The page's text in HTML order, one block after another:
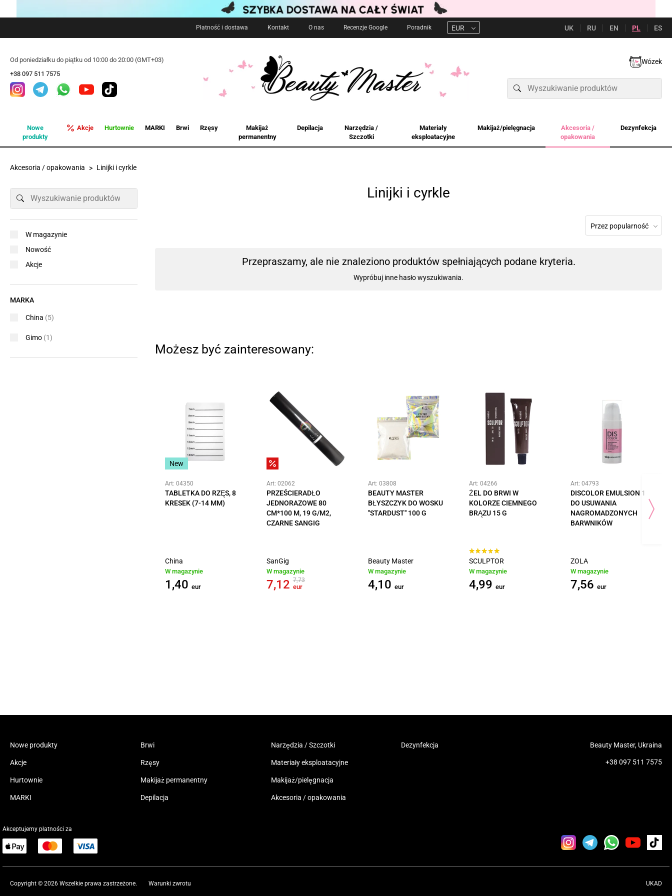
Płatność i dostawa Kontakt O nas Recenzje Google Poradnik EUR UK RU EN PL ES
Od poniedziałku do piątku od 10:00 do 20:00 (GMT+03)
+38 097 511 7575
Wózek
Nowe
produkty
Akcje Hurtownie MARKI Brwi Rzęsy
Makijaż
permanentny
Depilacja
Narzędzia /
Szczotki
Materiały
eksploatacyjne
Makijaż/pielęgnacja
Akcesoria /
opakowania
Dezynfekcja
Akcesoria / opakowania Linijki i cyrkle
Linijki i cyrkle
Przez popularność
Przepraszamy, ale nie znaleziono produktów spełniających podane kryteria.
Wypróbuj inne hasło wyszukiwania.
Możesz być zainteresowany:
New
Art: 04350
TABLETKA DO RZĘS, 8
KRESEK (7-14 MM)
China
W magazynie
1,40 eur
Art: 02062
PRZEŚCIERADŁO
JEDNORAZOWE 80
CM*100 M, 19 G/M2,
CZARNE SANGIG
SanGig
W magazynie
7,12 7,73
eur
Art: 03808
BEAUTY MASTER
BŁYSZCZYK DO WOSKU
"STARDUST" 100 G
Beauty Master
W magazynie
4,10 eur
Art: 04266
ŻEL DO BRWI W
KOLORZE CIEMNEGO
BRĄZU 15 G
SCULPTOR
W magazynie
4,99 eur
Art: 04793
DISCOLOR EMULSION 1
DO USUWANIA
NAGROMADZONYCH
BARWNIKÓW
ZOLA
W magazynie
7,56 eur
W magazynie
Nowość
Akcje
MARKA
China (5)
Gimo (1)
Nowe produkty
Akcje
Hurtownie
MARKI
Brwi
Rzęsy
Makijaż permanentny
Depilacja
Narzędzia / Szczotki
Materiały eksploatacyjne
Makijaż/pielęgnacja
Akcesoria / opakowania
Dezynfekcja Beauty Master, Ukraina
+38 097 511 7575
Akceptujemy płatności za
Copyright © 2026 Wszelkie prawa zastrzeżone. UKAD
Warunki zwrotu